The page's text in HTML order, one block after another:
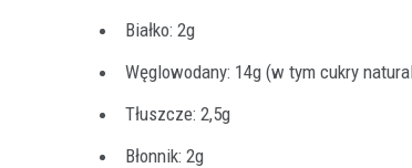
Białko: 2g
Węglowodany: 14g (w tym cukry
Tłuszcze: 2,5g
Błonnik: 2g